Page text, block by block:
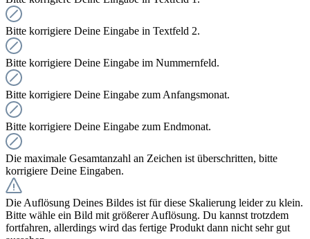
Bitte korrigiere Deine Eingabe in Textfeld 2.
Bitte korrigiere Deine Eingabe im Nummernfeld.
Bitte korrigiere Deine Eingabe zum Anfangsmonat.
Bitte korrigiere Deine Eingabe zum Endmonat.
Die maximale Gesamtanzahl an Zeichen ist überschritten, bitte
korrigiere Deine Eingaben.
Die Auflösung Deines Bildes ist für diese Skalierung leider zu klein.
Bitte wähle ein Bild mit größerer Auflösung. Du kannst trotzdem
fortfahren, allerdings wird das fertige Produkt dann nicht sehr gut